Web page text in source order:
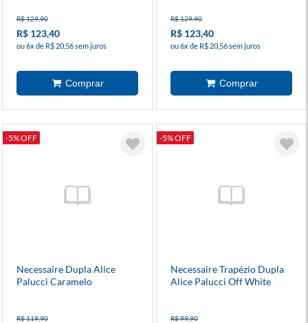
R$ 129,90
R$ 123,40
ou 6x de R$ 20,56 sem juros
R$ 129,90
R$ 123,40
ou 6x de R$ 20,56 sem juros
-5% OFF
Necessaire Dupla Alice
Palucci Caramelo
R$ 119,90
-5% OFF
Necessaire Trapézio Dupla
Alice Palucci Off White
R$ 99,90